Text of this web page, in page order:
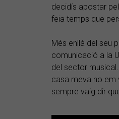
decidís apostar
feia temps que
Més enllà del seu
comunicació a la
del sector
casa meva no em
sempre vaig dir